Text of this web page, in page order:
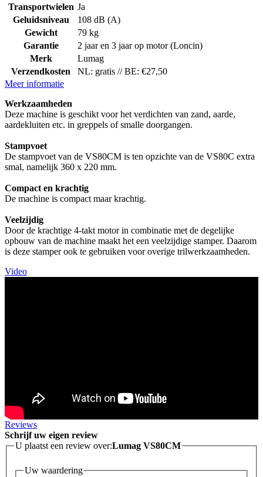
Transportwielen Ja
Geluidsniveau
108 dB (A)
Gewicht
79 kg
Garantie
2 jaar en 3 jaar op motor (Loncin)
Merk
Lumag
Verzendkosten
NL: gratis // BE: €27,50
Meer informatie
Werkzaamheden
Deze machine is geschikt voor het verdichten van zand, aarde,
aardekluiten etc. in greppels of smalle doorgangen.
Stampvoet
De stampvoet van de VS80CM is ten opzichte van de VS80C extra
smal, namelijk 360 x 220 mm.
Compact en krachtig
De machine is compact maar krachtig.
Veelzijdig
Door de krachtige 4-takt motor in combinatie met de degelijke
opbouw van de machine maakt het een veelzijdige stamper. Daarom
is deze stamper ook te gebruiken voor overige trilwerkzaamheden.
Video
Reviews
Schrijf uw eigen review
U plaatst een review over:Lumag VS80CM
Uw waardering